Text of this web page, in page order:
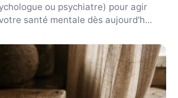
ou psychiatre) pour agir
santé mentale dès aujourd'h...